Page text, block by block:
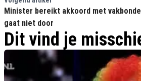
Minister bereikt akkoord met
gaat niet door
Dit vind je